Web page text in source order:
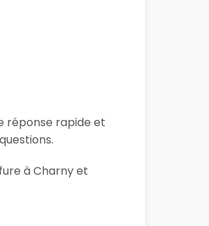
réponse rapide et
à Charny et